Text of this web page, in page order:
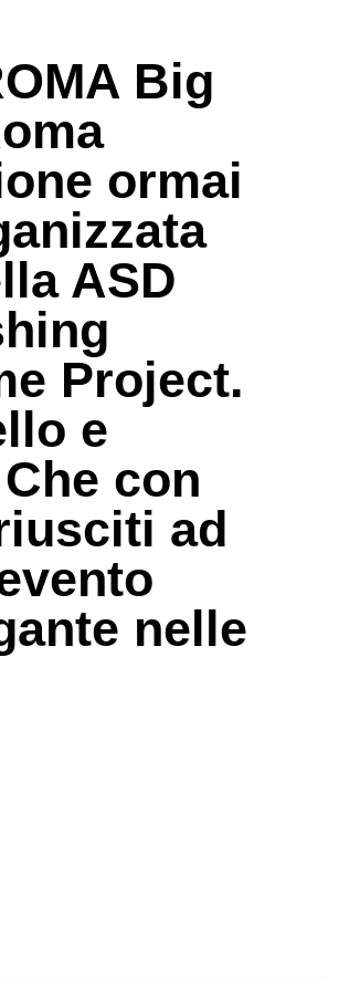
Big
ormai
ASD
Project.
e
con
ad
nelle